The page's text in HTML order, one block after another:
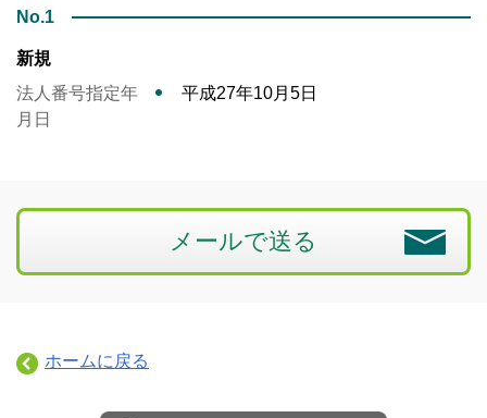
No.1
新規
法人番号指定年
月日
平成27年10月5日
メールで送る
ホームに戻る